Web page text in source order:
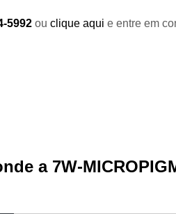
5992 ou clique aqui e entre em
a 7W-